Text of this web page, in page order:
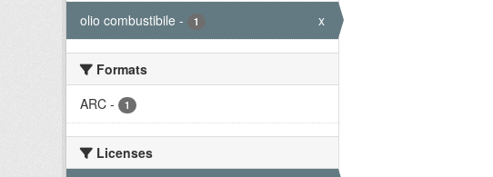
olio combustibile - 1 x
Formats
ARC - 1
Licenses